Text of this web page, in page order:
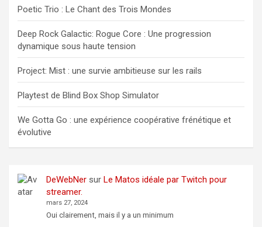
Poetic Trio : Le Chant des Trois Mondes
Deep Rock Galactic: Rogue Core : Une progression
dynamique sous haute tension
Project: Mist : une survie ambitieuse sur les rails
Playtest de Blind Box Shop Simulator
We Gotta Go : une expérience coopérative frénétique et
évolutive
DeWebNersur Le Matos idéale par Twitch pour
streamer.
mars 27, 2024
Oui clairement, mais il y a un minimum